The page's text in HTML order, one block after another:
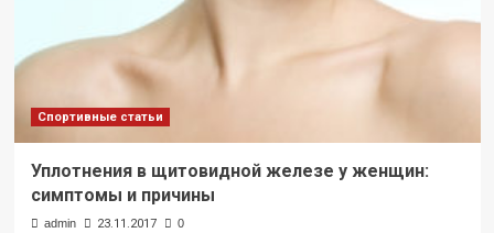
Спортивные статьи
Уплотнения в щитовидной железе у женщин:
симптомы и причины
admin 23.11.2017 0